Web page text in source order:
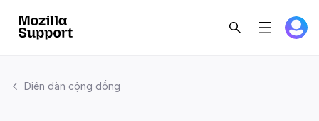
Diễn đàn cộng đồng